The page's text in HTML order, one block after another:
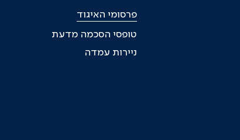
פרסומי האיגוד
טופסי הסכמה מדעת
ניירות עמדה